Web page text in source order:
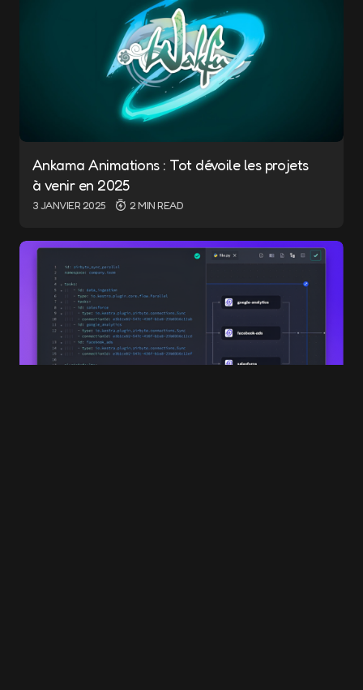
Name*
E-mail
Save my name and e-mail in this browser for
the next time I comment.
Ankama Animations : Tot dévoile les projets
à venir en 2025
3 JANVIER 2025 2 MIN READ